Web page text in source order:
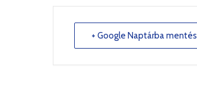
+ Google Naptárba mentés